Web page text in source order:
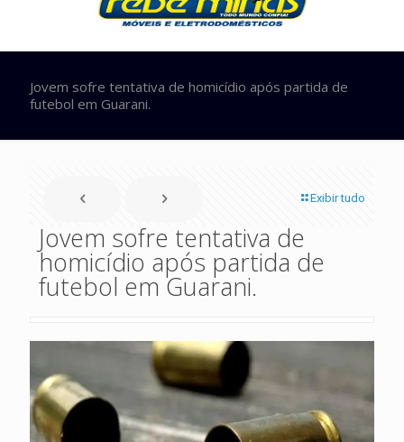
Jovem sofre tentativa de homicídio após partida de
futebol em Guarani.
Exibir tudo
Jovem sofre tentativa de
homicídio após partida de
futebol em Guarani.